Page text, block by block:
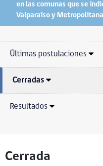
en las comunas que se
Valparaíso y
Últimas postulaciones
Cerradas
Resultados
Cerrada